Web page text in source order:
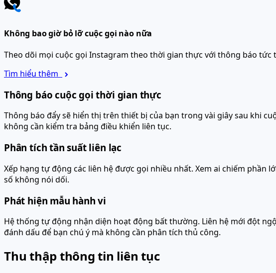
Không bao giờ bỏ lỡ cuộc gọi nào nữa
Theo dõi mọi cuộc gọi Instagram theo thời gian thực với thông báo
Tìm hiểu thêm
Thông báo cuộc gọi thời gian thực
Thông báo đẩy sẽ hiển thị trên thiết bị của bạn trong vài giây sau khi
không cần kiểm tra bảng điều khiển liên tục.
Phân tích tần suất liên lạc
Xếp hạng tự động các liên hệ được gọi nhiều nhất. Xem ai chiếm
số không nói dối.
Phát hiện mẫu hành vi
Hệ thống tự động nhận diện hoạt động bất thường. Liên hệ mới đột
đánh dấu để bạn chú ý mà không cần phân tích thủ công.
Thu thập thông tin liên tục